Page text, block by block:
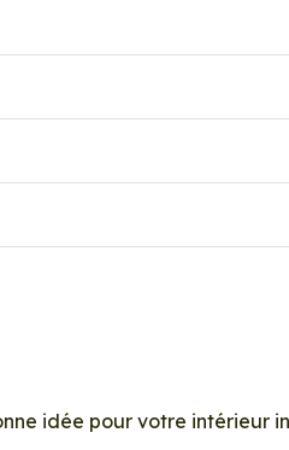
idée pour votre intérieur